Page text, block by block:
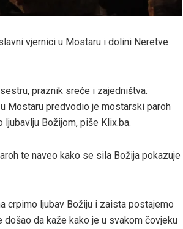
vjernici u Mostaru i dolini Neretve
praznik sreće i zajedništva.
Mostaru predvodio je mostarski paroh
Božijom, piše Klix.ba.
te naveo kako se sila Božija pokazuje
crpimo ljubav Božiju i zaista postajemo
da kaže kako je u svakom čovjeku